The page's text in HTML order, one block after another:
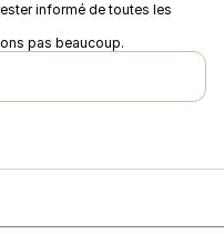
informé de toutes les
pas beaucoup.